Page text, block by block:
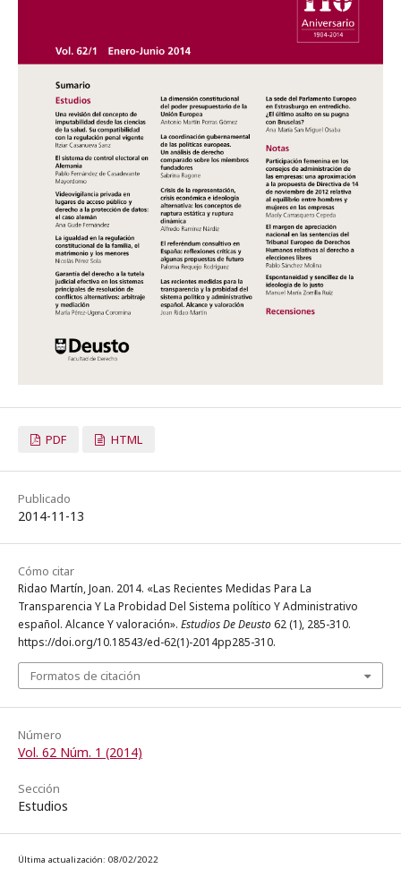
PDF HTML
Publicado
2014-11-13
Cómo citar
Ridao Martín, Joan. 2014. «Las Recientes Medidas Para La
Transparencia Y La Probidad Del Sistema político Y Administrativo
español. Alcance Y valoración». Estudios De Deusto 62 (1), 285-310.
https://doi.org/10.18543/ed-62(1)-2014pp285-310.
Formatos de citación
Número
Vol. 62 Núm. 1 (2014)
Sección
Estudios
Última actualización: 08/02/2022